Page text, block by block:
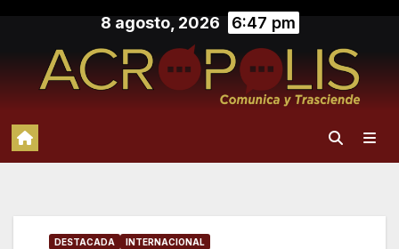
contenido
8 agosto, 2026 6:47 pm
DESTACADA INTERNACIONAL